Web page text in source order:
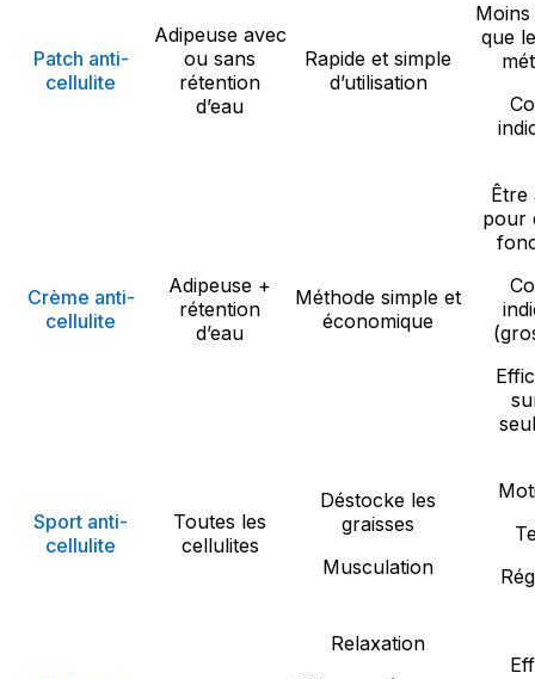
Patch anti-
cellulite
Adipeuse avec
ou sans
rétention
d’eau
Rapide et simple
d’utilisation
que
Crème anti-
cellulite
Adipeuse +
rétention
d’eau
Méthode simple et
économique
Être
pour
Sport anti-
cellulite
Toutes les
cellulites
Déstocke les
graisses
Musculation
Relaxation